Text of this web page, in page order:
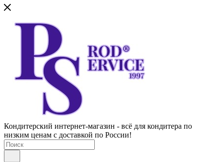
Кондитерский интернет-магазин - всё для кондитера по
низким ценам с доставкой по России!